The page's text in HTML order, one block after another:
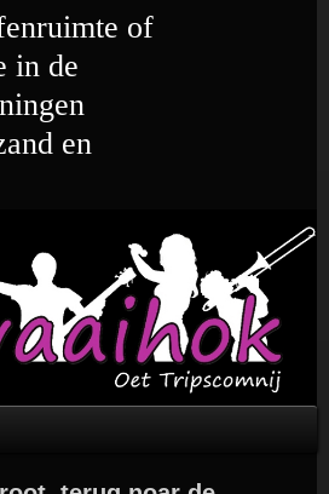
naar
inhoud
of
in de
en